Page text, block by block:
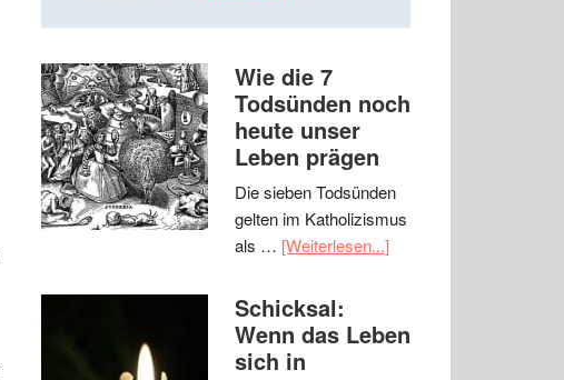
Wie die 7
Todsünden noch
heute unser
Leben prägen
Die sieben Todsünden
gelten im Katholizismus
als … [Weiterlesen...]
Schicksal:
Wenn das Leben
sich in